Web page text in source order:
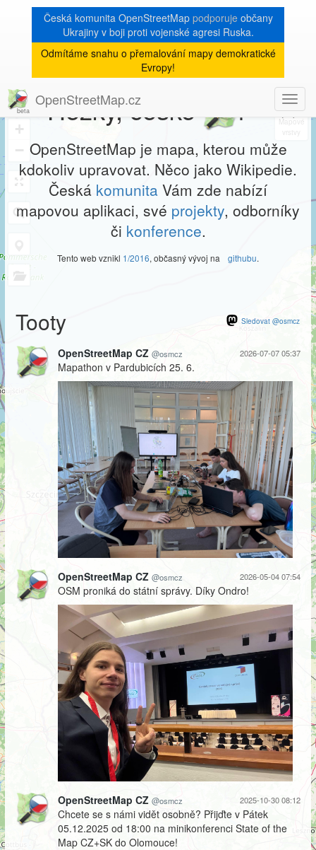
Česká komunita OpenStreetMap podporujeobčany
Ukrajiny v boji proti vojenské agresi Ruska.
Odmítáme snahu o přemalování mapy demokratické
Evropy!
OpenStreetMap.cz
8
+
−
×
Hezky, české !
OpenStreetMap je mapa, kterou může
kdokoliv upravovat. Něco jako Wikipedie.
Česká komunita Vám zde nabízí
mapovou aplikaci, své projekty, odborníky
či konference.
Tento web vznikl 1/2016, občasný vývoj na githubu.
Tooty Sledovat @osmcz
2026-07-07 05:37
OpenStreetMap CZ @osmcz
Mapathon v Pardubicích 25. 6.
2026-05-04 07:54
OpenStreetMap CZ @osmcz
OSM proniká do státní správy. Díky Ondro!
2025-10-30 08:12
OpenStreetMap CZ @osmcz
Chcete se s námi vidět osobně? Přijďte v Pátek
05.12.2025 od 18:00 na minikonferenci State of the
Map CZ+SK do Olomouce!